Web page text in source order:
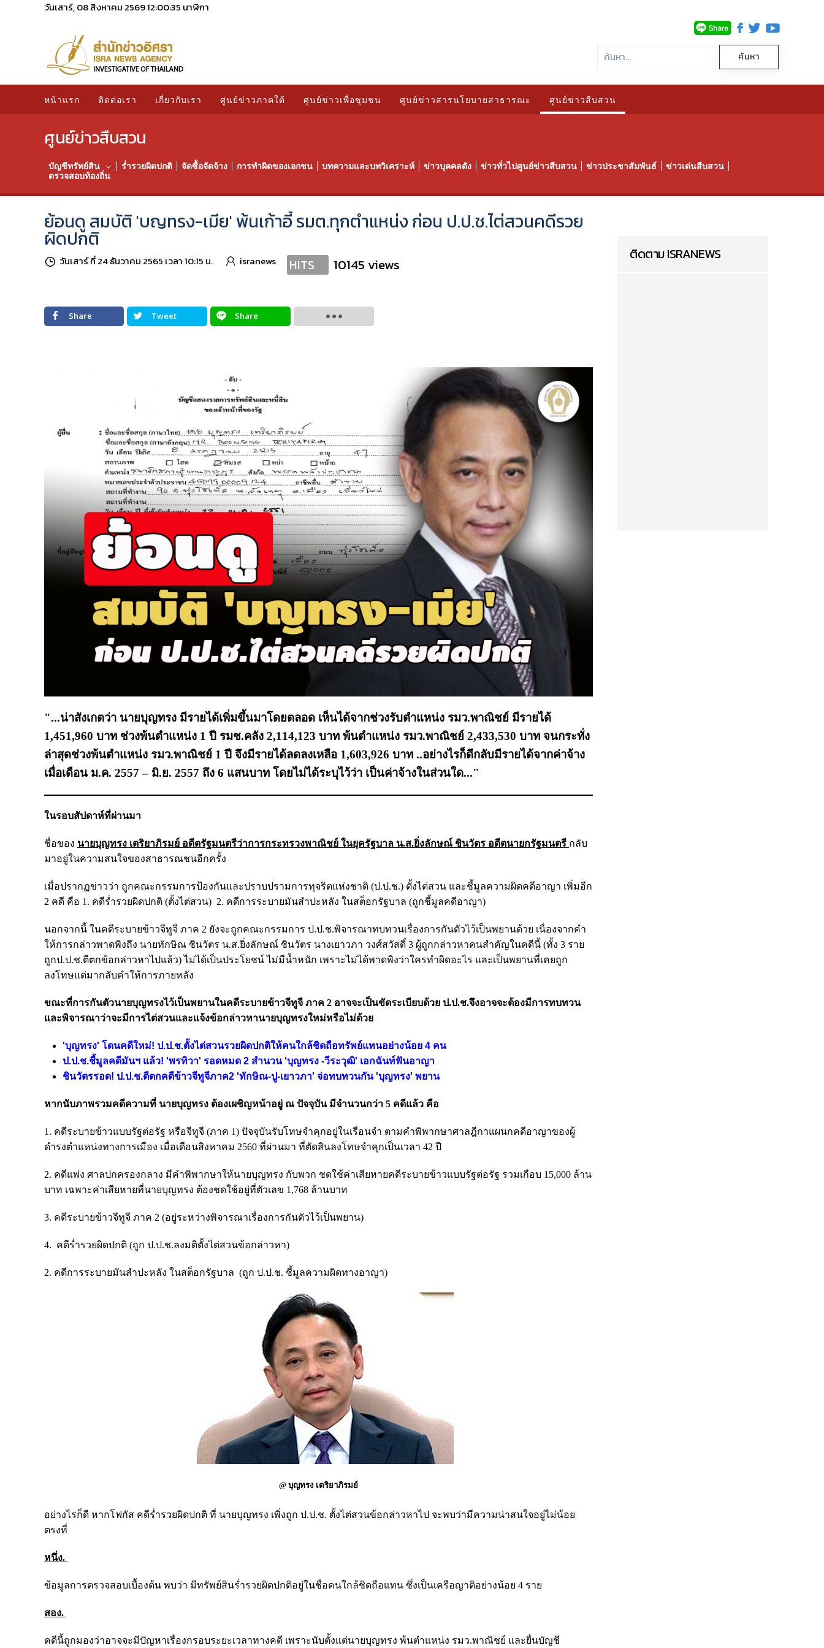
วันเสาร์, 08 สิงหาคม 256912:00:36 นาฬิกา
หน้าแรก ติดต่อเรา เกี่ยวกับเรา ศูนย์ข่าวภาคใต้ ศูนย์ข่าวเพื่อชุมชน ศูนย์ข่าวสารนโยบายสาธารณะ ศูนย์ข่าวสืบสวน
ศูนย์ข่าวสืบสวน
บัญชีทรัพย์สิน ร่ำรวยผิดปกติ จัดซื้อจัดจ้าง การทำผิดของเอกชน บทความและบทวิเคราะห์ ข่าวบุคคลดัง ข่าวทั่วไปศูนย์ข่าวสืบสวน ข่าวประชาสัมพันธ์
ข่าวเด่นสืบสวน
ตรวจสอบท้องถิ่น
ย้อนดู สมบัติ 'บญทรง-เมีย' พ้นเก้าอี้ รมต.ทุกตำแหน่ง ก่อน ป.ป.ช.ไต่สวนคดีรวย
ผิดปกติ
วันเสาร์ ที่ 24 ธันวาคม 2565 เวลา 10:15 น. isranews HITS 10145 views
Share Tweet Share
"...น่าสังเกตว่า นายบุญทรง มีรายได้เพิ่มขึ้นมาโดยตลอด เห็นได้จากช่วงรับตำแหน่ง รมว.พาณิชย์ มีรายได้
1,451,960 บาท ช่วงพ้นตำแหน่ง 1 ปี รมช.คลัง 2,114,123 บาท พ้นตำแหน่ง รมว.พาณิชย์ 2,433,530 บาท จนกระทั่ง
ล่าสุดช่วงพ้นตำแหน่ง รมว.พาณิชย์ 1 ปี จึงมีรายได้ลดลงเหลือ 1,603,926 บาท ..อย่างไรก็ดีกลับมีรายได้จากค่าจ้าง
เมื่อเดือน ม.ค. 2557 – มิ.ย. 2557 ถึง 6 แสนบาท โดยไม่ได้ระบุไว้ว่า เป็นค่าจ้างในส่วนใด..."
ในรอบสัปดาห์ที่ผ่านมา
ชื่อของ นายบุญทรง เตริยาภิรมย์ อดีตรัฐมนตรีว่าการกระทรวงพาณิชย์ ในยุครัฐบาล น.ส.ยิ่งลักษณ์ ชินวัตร อดีตนายกรัฐมนตรี กลับ
มาอยู่ในความสนใจของสาธารณชนอีกครั้ง
เมื่อปรากฏข่าวว่า ถูกคณะกรรมการป้องกันและปราบปรามการทุจริตแห่งชาติ (ป.ป.ช.) ตั้งไต่สวน และชี้มูลความผิดคดีอาญา เพิ่มอีก
2 คดี คือ 1. คดีร่ำรวยผิดปกติ (ตั้งไต่สวน) 2. คดีการระบายมันสำปะหลัง ในสต็อกรัฐบาล (ถูกชี้มูลคดีอาญา)
นอกจากนี้ ในคดีระบายข้าวจีทูจี ภาค 2 ยังจะถูกคณะกรรมการ ป.ป.ช.พิจารณาทบทวนเรื่องการกันตัวไว้เป็นพยานด้วย เนื่องจากคำ
ให้การกล่าวพาดพิงถึง นายทักษิณ ชินวัตร น.ส.ยิ่งลักษณ์ ชินวัตร นางเยาวภา วงศ์สวัสดิ์ 3 ผู้ถูกกล่าวหาคนสำคัญในคดีนี้ (ทั้ง 3 ราย
ถูกป.ป.ช.ตีตกข้อกล่าวหาไปแล้ว) ไม่ได้เป็นประโยชน์ ไม่มีน้ำหนัก เพราะไม่ได้พาดพิงว่าใครทำผิดอะไร และเป็นพยานที่เคยถูก
ลงโทษแต่มากลับคำให้การภายหลัง
ขณะที่การกันตัวนายบุญทรงไว้เป็นพยานในคดีระบายข้าวจีทูจี ภาค 2 อาจจะเป็นขัดระเบียบด้วย ป.ป.ช.จึงอาจจะต้องมีการทบทวน
และพิจารณาว่าจะมีการไต่สวนและแจ้งข้อกล่าวหานายบุญทรงใหม่หรือไม่ด้วย
'บุญทรง' โดนคดีใหม่! ป.ป.ช.ตั้งไต่สวนรวยผิดปกติให้คนใกล้ชิดถือทรัพย์แทนอย่างน้อย 4 คน
ป.ป.ช.ชี้มูลคดีมันฯ แล้ว! 'พรทิวา' รอดหมด 2 สำนวน 'บุญทรง -วีระวุฒิ' เอกฉันท์ฟันอาญา
ชินวัตรรอด! ป.ป.ช.ตีตกคดีข้าวจีทูจีภาค2 'ทักษิณ-ปู-เยาวภา' จ่อทบทวนกัน 'บุญทรง' พยาน
หากนับภาพรวมคดีความที่ นายบุญทรง ต้องเผชิญหน้าอยู่ ณ ปัจจุบัน มีจำนวนกว่า 5 คดีแล้ว คือ
1. คดีระบายข้าวแบบรัฐต่อรัฐ หรือจีทูจี (ภาค 1) ปัจจุบันรับโทษจำคุกอยู่ในเรือนจำ ตามคำพิพากษาศาลฎีกาแผนกคดีอาญาของผู้
ดำรงตำแหน่งทางการเมือง เมื่อเดือนสิงหาคม 2560 ที่ผ่านมา ที่ตัดสินลงโทษจำคุกเป็นเวลา 42 ปี
2. คดีแพ่ง ศาลปกครองกลาง มีคำพิพากษาให้นายบุญทรง กับพวก ชดใช้ค่าเสียหายคดีระบายข้าวแบบรัฐต่อรัฐ รวมเกือบ 15,000 ล้าน
บาท เฉพาะค่าเสียหายที่นายบุญทรง ต้องชดใช้อยู่ที่ตัวเลข 1,768 ล้านบาท
3. คดีระบายข้าวจีทูจี ภาค 2 (อยู่ระหว่างพิจารณาเรื่องการกันตัวไว้เป็นพยาน)
4. คดีร่ำรวยผิดปกติ (ถูก ป.ป.ช.ลงมติตั้งไต่สวนข้อกล่าวหา)
2. คดีการระบายมันสำปะหลัง ในสต็อกรัฐบาล (ถูก ป.ป.ช. ชี้มูลความผิดทางอาญา)
@ บุญทรง เตริยาภิรมย์
อย่างไรก็ดี หากโฟกัส คดีร่ำรวยผิดปกติ ที่ นายบุญทรง เพิ่งถูก ป.ป.ช. ตั้งไต่สวนข้อกล่าวหาไป จะพบว่ามีความน่าสนใจอยู่ไม่น้อย
ตรงที่
หนึ่ง.
ข้อมูลการตรวจสอบเบื้องต้น พบว่า มีทรัพย์สินร่ำรวยผิดปกติอยู่ในชื่อคนใกล้ชิดถือแทน ซึ่งเป็นเครือญาติอย่างน้อย 4 ราย
สอง.
คดีนี้ถูกมองว่าอาจจะมีปัญหาเรื่องกรอบระยะเวลาทางคดี เพราะนับตั้งแต่นายบุญทรง พ้นตำแหน่ง รมว.พาณิชย์ และยื่นบัญชี
ติดตาม ISRANEWS